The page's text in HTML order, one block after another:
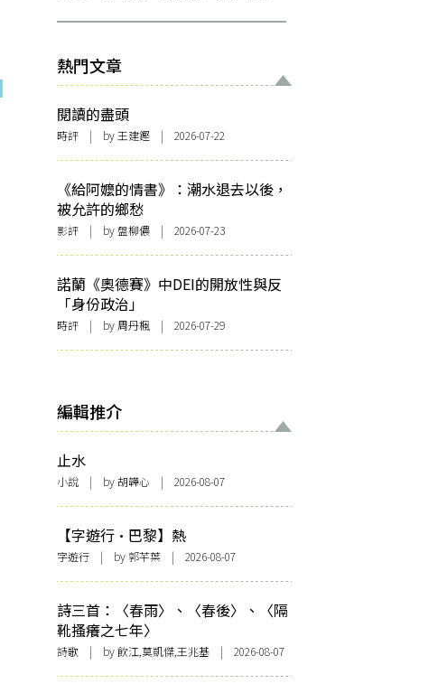
熱門文章
閱讀的盡頭
時評 | by 王建鏗 | 2026-07-22
《給阿嬤的情書》：潮水退去以後，
被允許的鄉愁
影評 | by 盤柳儂 | 2026-07-23
諾蘭《奧德賽》中DEI的開放性與反
「身份政治」
時評 | by 周丹楓 | 2026-07-29
編輯推介
止水
小說 | by 胡韡心 | 2026-08-07
【字遊行·巴黎】熱
字遊行 | by 郭芊葉 | 2026-08-07
詩三首：〈春雨〉、〈春後〉、〈隔
靴搔癢之七年〉
詩歌 | by 飲江,莫凱傑,王兆基 | 2026-08-07